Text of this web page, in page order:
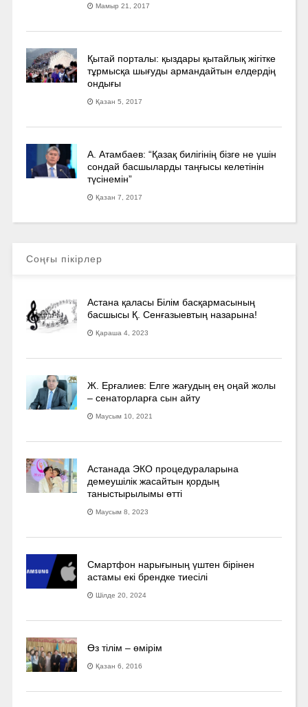
Мамыр 21, 2017
Қытай порталы: қыздары қытайлық жігітке
тұрмысқа шығуды армандайтын елдердің
ондығы
Қазан 5, 2017
А. Атамбаев: “Қазақ билігінің бізге не үшін
сондай басшыларды таңғысы келетінін
түсінемін”
Қазан 7, 2017
Соңғы пікірлер
Астана қаласы Білім басқармасының
басшысы Қ. Сенғазыевтың назарына!
Қараша 4, 2023
Ж. Ерғалиев: Елге жағудың ең оңай жолы
– сенаторларға сын айту
Маусым 10, 2021
Астанада ЭКО процедураларына
демеушілік жасайтын қордың
таныстырылымы өтті
Маусым 8, 2023
Смартфон нарығының үштен бірінен
астамы екі брендке тиесілі
Шілде 20, 2024
Өз тілім – өмірім
Қазан 6, 2016